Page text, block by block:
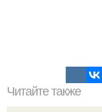
Читайте также